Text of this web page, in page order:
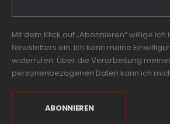
Mit dem Klick auf „Abonnieren“ willige ich
Newsletters ein. Ich kann meine
widerrufen. Über die Verarbeitung
personenbezogenen Daten kann ich